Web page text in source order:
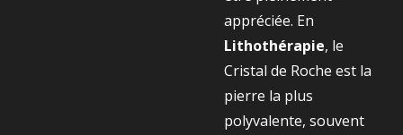
appréciée. En
Lithothérapie, le
Cristal de Roche est la
pierre la plus
polyvalente, souvent